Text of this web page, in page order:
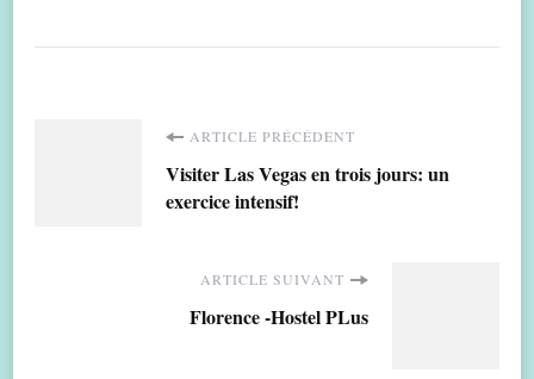
Navigation
d'article
ARTICLE PRÉCÉDENT
Visiter Las Vegas en trois jours: un
exercice intensif!
ARTICLE SUIVANT
Florence -Hostel PLus